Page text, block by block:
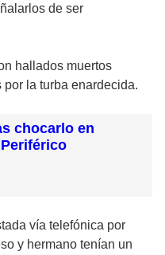
de ser
hallados muertos
la turba enardecida.
chocarlo en
vía telefónica por
y hermano tenían un